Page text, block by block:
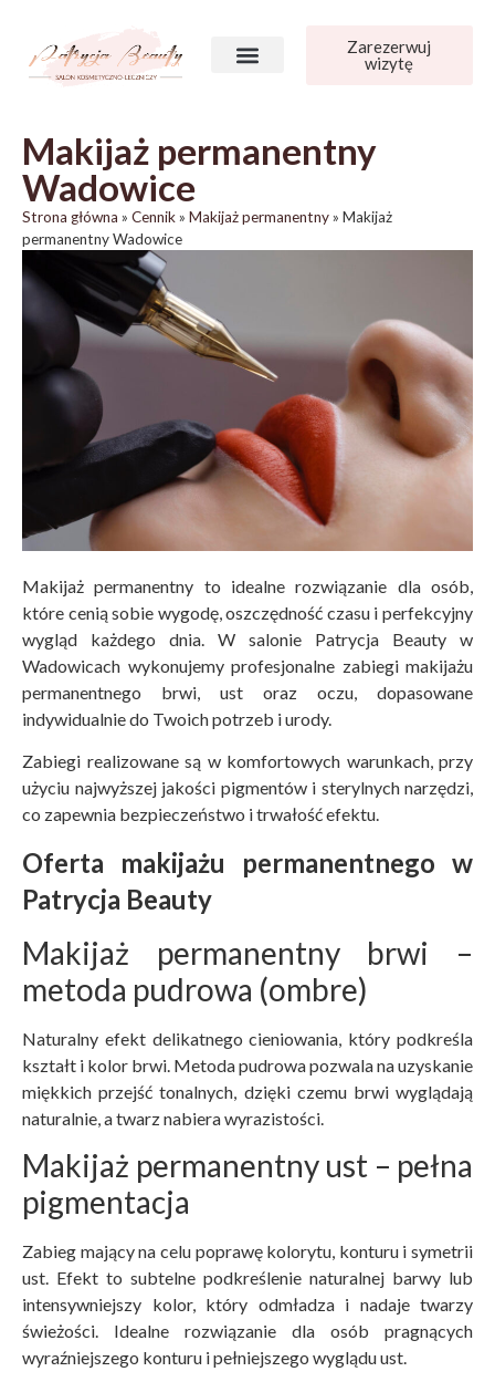
Zarezerwuj
wizytę
Makijaż permanentny
Wadowice
Strona główna » Cennik» Makijaż permanentny» Makijaż
permanentny Wadowice
Makijaż permanentny to idealne rozwiązanie dla osób,
które cenią sobie wygodę, oszczędność czasu i perfekcyjny
wygląd każdego dnia. W salonie Patrycja Beauty w
Wadowicach wykonujemy profesjonalne zabiegi makijażu
permanentnego brwi, ust oraz oczu, dopasowane
indywidualnie do Twoich potrzeb i urody.
Zabiegi realizowane są w komfortowych warunkach, przy
użyciu najwyższej jakości pigmentów i sterylnych narzędzi,
co zapewnia bezpieczeństwo i trwałość efektu.
Oferta makijażu permanentnego w
Patrycja Beauty
Makijaż permanentny brwi –
metoda pudrowa (ombre)
Naturalny efekt delikatnego cieniowania, który podkreśla
kształt i kolor brwi. Metoda pudrowa pozwala na uzyskanie
miękkich przejść tonalnych, dzięki czemu brwi wyglądają
naturalnie, a twarz nabiera wyrazistości.
Makijaż permanentny ust – pełna
pigmentacja
Zabieg mający na celu poprawę kolorytu, konturu i symetrii
ust. Efekt to subtelne podkreślenie naturalnej barwy lub
intensywniejszy kolor, który odmładza i nadaje twarzy
świeżości. Idealne rozwiązanie dla osób pragnących
wyraźniejszego konturu i pełniejszego wyglądu ust.